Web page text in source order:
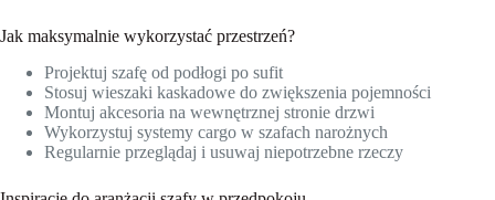
Jak maksymalnie wykorzystać przestrzeń?
Projektuj szafę od podłogi po sufit
Stosuj wieszaki kaskadowe do zwiększenia pojemności
Montuj akcesoria na wewnętrznej stronie drzwi
Wykorzystuj systemy cargo w szafach narożnych
Regularnie przeglądaj i usuwaj niepotrzebne rzeczy